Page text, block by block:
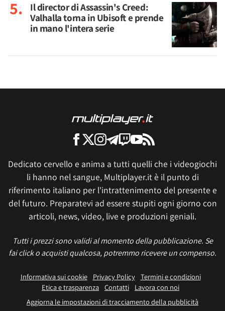
Il director di Assassin's Creed:
Valhalla torna in Ubisoft e prende
in mano l'intera serie
Dedicato cervello e anima a tutti quelli che i videogiochi
li hanno nel sangue, Multiplayer.it è il punto di
riferimento italiano per l'intrattenimento del presente e
del futuro. Preparatevi ad essere stupiti ogni giorno con
articoli, news, video, live e produzioni geniali.
Tutti i prezzi sono validi al momento della pubblicazione. Se
fai click o acquisti qualcosa, potremmo ricevere un compenso.
Informativa sui cookie Privacy Policy
Termini e condizioni
Etica e trasparenza Contatti
Lavora con noi
Aggiorna le impostazioni di tracciamento della pubblicità